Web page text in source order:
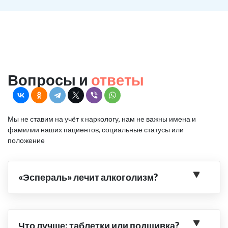
Вопросы и ответы
Мы не ставим на учёт к наркологу, нам не важны имена и
фамилии наших пациентов, социальные статусы или
положение
«Эспераль» лечит алкоголизм?
Что лучше: таблетки или подшивка?